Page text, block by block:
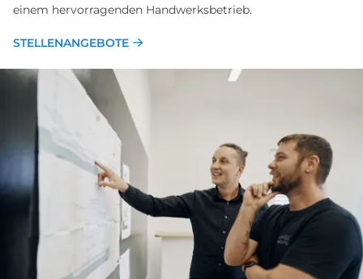
einem hervorragenden Handwerksbetrieb.
STELLENANGEBOTE